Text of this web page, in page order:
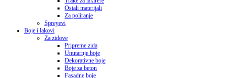
Ostali materijali
Za poliranje
Spreyevi
Boje i lakovi
Za zidove
Pripreme zida
Unutarnje boje
Dekorativne boje
Boje za beton
Fasadne boje